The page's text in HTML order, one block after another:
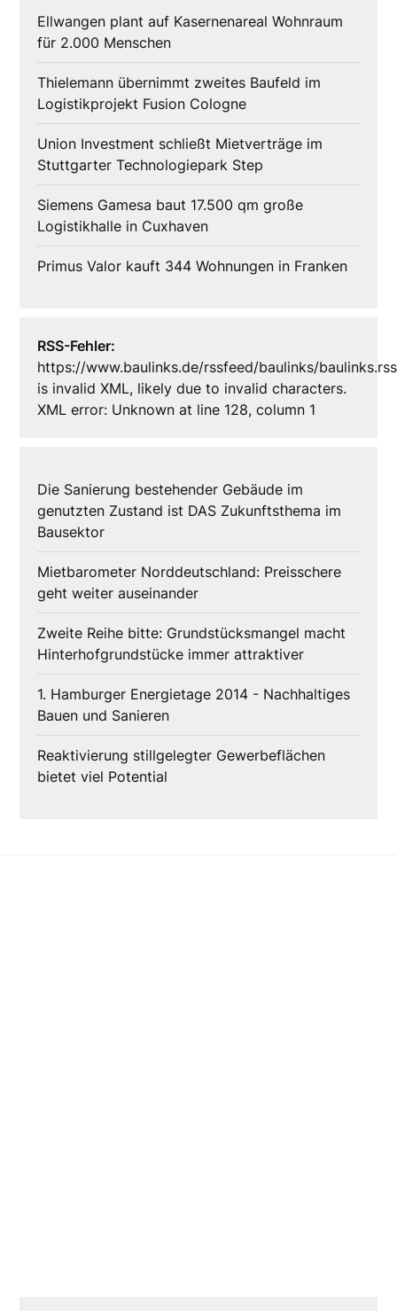
Ellwangen plant auf Kasernenareal Wohnraum
für 2.000 Menschen
Thielemann übernimmt zweites Baufeld im
Logistikprojekt Fusion Cologne
Union Investment schließt Mietverträge im
Stuttgarter Technologiepark Step
Siemens Gamesa baut 17.500 qm große
Logistikhalle in Cuxhaven
Primus Valor kauft 344 Wohnungen in Franken
RSS-Fehler:
https://www.baulinks.de/rssfeed/baulinks/baulinks.rss
is invalid XML, likely due to invalid characters.
XML error: Unknown at line 128, column 1
Die Sanierung bestehender Gebäude im
genutzten Zustand ist DAS Zukunftsthema im
Bausektor
Mietbarometer Norddeutschland: Preisschere
geht weiter auseinander
Zweite Reihe bitte: Grundstücksmangel macht
Hinterhofgrundstücke immer attraktiver
1. Hamburger Energietage 2014 - Nachhaltiges
Bauen und Sanieren
Reaktivierung stillgelegter Gewerbeflächen
bietet viel Potential